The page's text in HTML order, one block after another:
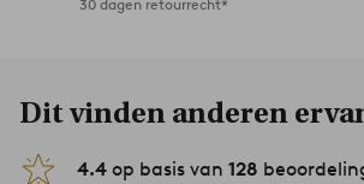
30 dagen retourrecht*
Dit vinden anderen
4.4 op basis van 128